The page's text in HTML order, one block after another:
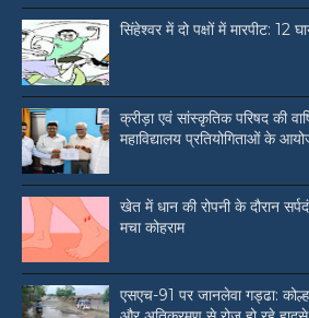
सिंहेश्वर में दो पक्षों में मारपीट: 12
क्रीड़ा एवं सांस्कृतिक परिषद की
महाविद्यालय प्रतियोगिताओं के
खेत में धान की रोपनी के दौरान
मचा कोहराम
एसएच-91 पर जानलेवा गड्ढा: